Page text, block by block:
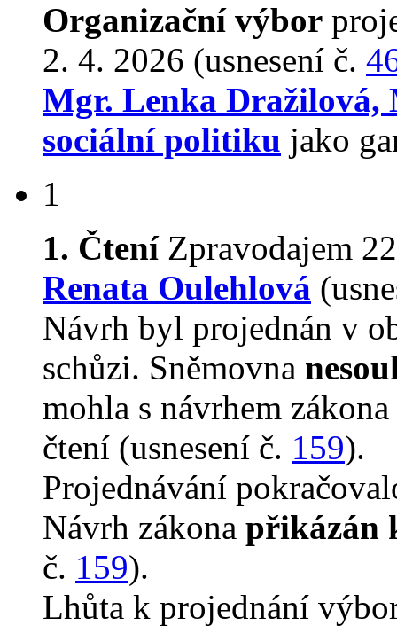
Organizační výbor
2. 4. 2026 (usnesení č.
Mgr. Lenka Dražilová,
sociální politiku jako
1
1. ČteníZpravodajem
Renata Oulehlová
Návrh byl projednán v
schůzi. Sněmovna
mohla s návrhem
čtení (usnesení č. 159).
Projednávání
Návrh zákona přikázán
č. 159).
Lhůta k projednání